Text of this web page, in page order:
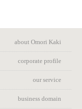
about Omori Kaki
corporate profile
our service
business domain